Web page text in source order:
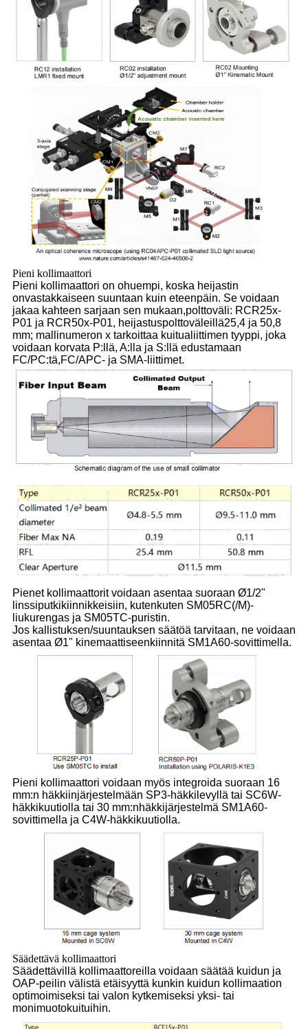
Pieni kollimaattori
Pieni kollimaattori on ohuempi, koska heijastin
onvastakkaiseen suuntaan kuin eteenpäin. Se voidaan
jakaa kahteen sarjaan sen mukaan,polttoväli: RCR25x-
P01 ja RCR50x-P01, heijastuspolttoväleillä25,4 ja 50,8
mm; mallinumeron x tarkoittaa kuitua liittimen tyyppi, joka
voidaan korvata P:llä, A:lla ja S:llä edustamaan
FC/PC:tä,FC/APC- ja SMA-liittimet.
Pienet kollimaattorit voidaan asentaa suoraan Ø1/2"
linssiputkikiinnikkeisiin, kutenkuten SM05RC(/M)-
liukurengas ja SM05TC-puristin.
Jos kallistuksen/suuntauksen säätöä tarvitaan, ne voidaan
asentaa Ø1" kinemaattiseenkiinnitä SM1A60-sovittimella.
Pieni kollimaattori voidaan myös integroida suoraan 16
mm:n häkkiinjärjestelmään SP3-häkkilevyllä tai SC6W-
häkkikuutiolla tai 30 mm:nhäkkijärjestelmä SM1A60-
sovittimella ja C4W-häkkikuutiolla.
Säädettävä kollimaattori
Säädettävillä kollimaattoreilla voidaan säätää kuidun ja
OAP-peilin välistä etäisyyttä kunkin kuidun kollimaation
optimoimiseksi tai valon kytkemiseksi yksi- tai
monimuotokuituihin.